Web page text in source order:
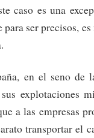
caso es una
ser precisos,
en el seno de
explotaciones
a las empresas
transportar el